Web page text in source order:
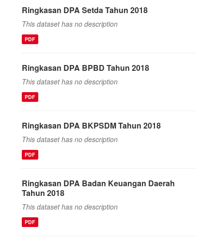
Ringkasan DPA Setda Tahun 2018
This dataset has no description
PDF
Ringkasan DPA BPBD Tahun 2018
This dataset has no description
PDF
Ringkasan DPA BKPSDM Tahun 2018
This dataset has no description
PDF
Ringkasan DPA Badan Keuangan Daerah
Tahun 2018
This dataset has no description
PDF